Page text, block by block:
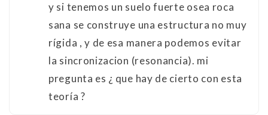
y si tenemos un suelo fuerte osea roca
sana se construye una estructura no muy
rígida , y de esa manera podemos evitar
la sincronizacion (resonancia). mi
pregunta es ¿ que hay de cierto con esta
teoría ?